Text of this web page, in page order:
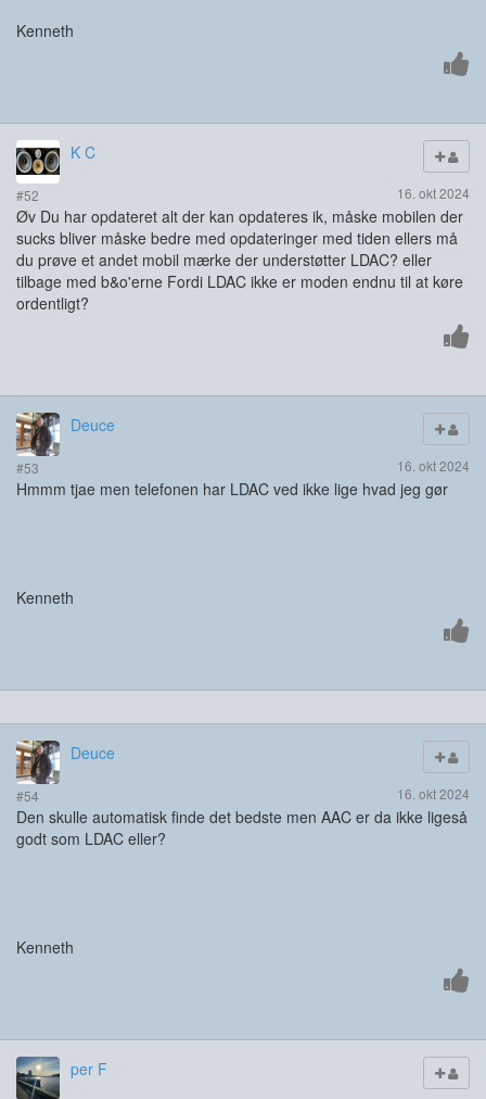
Kenneth
K C
#52 16. okt 2024
Øv Du har opdateret alt der kan opdateres ik, måske mobilen der
sucks bliver måske bedre med opdateringer med tiden ellers må
du prøve et andet mobil mærke der understøtter LDAC? eller
tilbage med b&o'erne Fordi LDAC ikke er moden endnu til at køre
ordentligt?
Deuce
#53 16. okt 2024
Hmmm tjae men telefonen har LDAC ved ikke lige hvad jeg gør
Kenneth
Deuce
#54 16. okt 2024
Den skulle automatisk finde det bedste men AAC er da ikke ligeså
godt som LDAC eller?
Kenneth
per F